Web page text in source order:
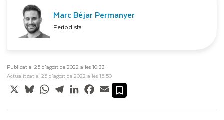
Marc Béjar Permanyer
Periodista
Publicat el 25 d’agost de 2022 a les 10:33
Actualitzat el 25 d’agost de 2022 a les 15:50
X BlueskyWhatsApp
TelegramLinkedInFacebook
Email